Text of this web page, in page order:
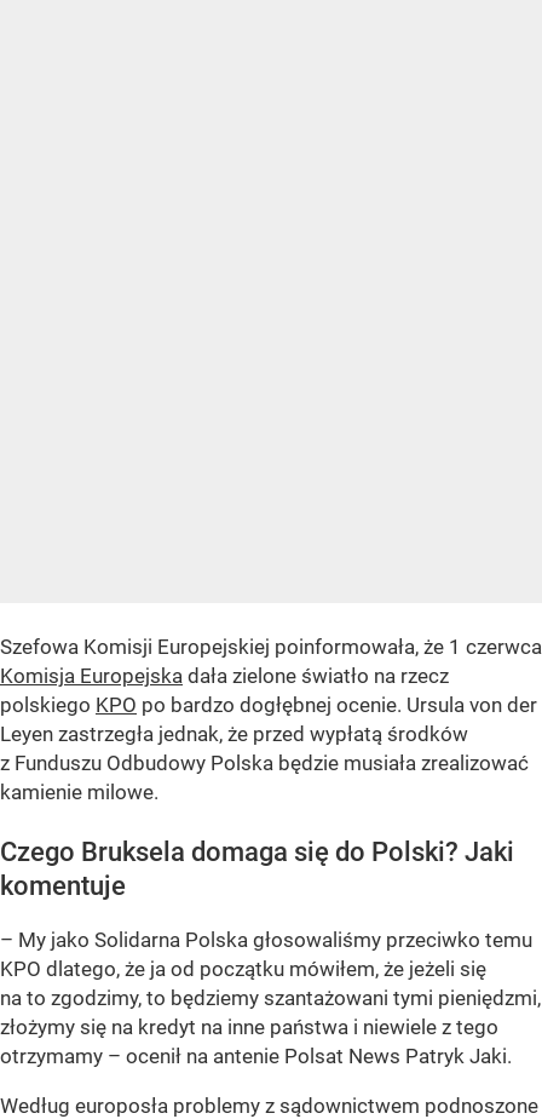
Szefowa Komisji Europejskiej poinformowała, że 1 czerwca
Komisja Europejska dała zielone światło na rzecz
polskiego KPO po bardzo dogłębnej ocenie. Ursula von der
Leyen zastrzegła jednak, że przed wypłatą środków
z Funduszu Odbudowy Polska będzie musiała zrealizować
kamienie milowe.
Czego Bruksela domaga się do Polski? Jaki
komentuje
– My jako Solidarna Polska głosowaliśmy przeciwko temu
KPO dlatego, że ja od początku mówiłem, że jeżeli się
na to zgodzimy, to będziemy szantażowani tymi pieniędzmi,
złożymy się na kredyt na inne państwa i niewiele z tego
otrzymamy – ocenił na antenie Polsat News Patryk Jaki.
Według europosła problemy z sądownictwem podnoszone